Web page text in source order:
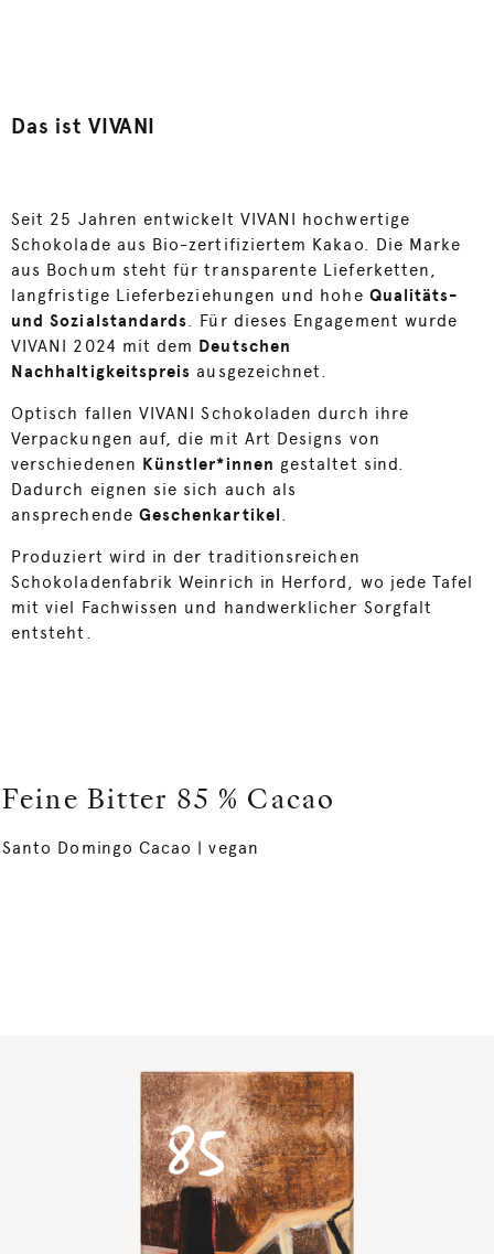
Das ist VIVANI
Seit 25 Jahren entwickelt VIVANI hochwertige
Schokolade aus Bio-zertifiziertem Kakao. Die Marke
aus Bochum steht für transparente Lieferketten,
langfristige Lieferbeziehungen und hohe Qualitäts-
und Sozialstandards. Für dieses Engagement wurde
VIVANI 2024 mit dem Deutschen
Nachhaltigkeitspreis ausgezeichnet.
Optisch fallen VIVANI Schokoladen durch ihre
Verpackungen auf, die mit Art Designs von
verschiedenen Künstler*innen gestaltet sind.
Dadurch eignen sie sich auch als
ansprechende Geschenkartikel.
Produziert wird in der traditionsreichen
Schokoladenfabrik Weinrich in Herford, wo jede Tafel
mit viel Fachwissen und handwerklicher Sorgfalt
entsteht.
Feine Bitter 85 % Cacao
Santo Domingo Cacao | vegan